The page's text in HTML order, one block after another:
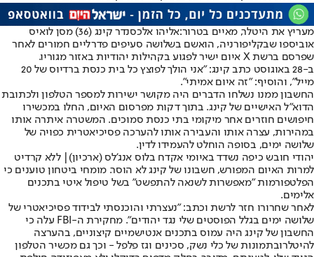
מעריץ את היטלר, מאיים בטרור:
אליהו אלכסנדר קינג (36) מסן לואיס
אוביספו שבקליפורניה, הואשם בשלושה סעיפים פדרליים חמורים לאחר
שפרסם ברשת X איום ישיר לפגוע ב
קהילות יהודיות באזור מגוריו.
ב-28 באוגוסט כתב קינג: "אני הולך לפוצץ כל בית כנסת ברדיוס של 20
מייל", והוסיף: "זה איום אמיתי".
החשבון ממנו נשלחו הדברים היה מקושר ישירות למספר הטלפון ולכתובת
הדוא"ל האישיים של קינג. בתוך דקות מפרסום האיום, החלו במכשירו
חיפושים חוזרים אחר מיקומי בתי כנסת סמוכים. המשטרה איתרה אותו
במהירות, עצרה אותו והעבירה אותו להערכה פסיכיאטרית כפויה של
שלושה ימים, בסופה הוחלט להעמידו לדין.
יהודי חובש כיפה נשדד באיומי אקדח בלוס אנג'לס (ארכיון)| ללא קרדיט
למרות האיום המפורש, חשבונו של קינג לא הוסר. מומחי ביטחון טוענים כי
הפלטפורמות "מאפשרות לשנאה להתפשט" בשל טיפול איטי בתכנים
אלימים.
לאחר שחרורו חזר לרשת וכתב: "נעצרתי והוכנסתי לבידוד פסיכיאטרי של
שלושה ימים בגלל הפוסטים שלי נגד יהודים". מחקירת ה-FBI עלה כי
החשבון של קינג היה עמוס בתכנים אנטישמיים קיצוניים, בהערצה
להיטלרובתמונות של כלי נשק, סכינים וגז פלפל - וכך גם מכשיר הטלפון